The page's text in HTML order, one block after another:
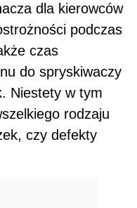
dla kierowców
podczas
czas
do spryskiwaczy
Niestety w tym
rodzaju
czy defekty